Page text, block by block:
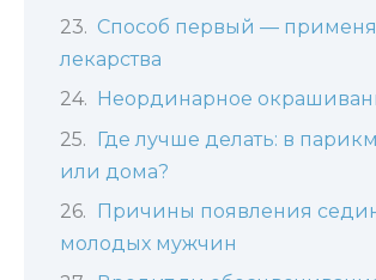
Способ первый —
лекарства
Неординарное
Где лучше делать: в
или дома?
Причины появления
молодых мужчин